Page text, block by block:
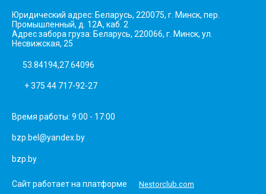
Юридический адрес: Беларусь, 220075, г. Минск, пер.
Промышленный, д. 12А, каб. 2
Адрес забора груза: Беларусь, 220066, г. Минск, ул.
Несвижская, 25
53.84194,27.64096
+ 375 44 717-92-27
Время работы: 9:00 - 17:00
bzp.bel@yandex.by
bzp.by
Сайт работает на платформе Nestorclub.com